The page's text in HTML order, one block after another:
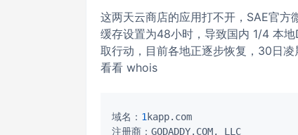
这两天云商店的应用打不开，SAE官
缓存设置为48小时，导致国内 1/4 本
取行动，目前各地正逐步恢复，30日凌
看看 whois
域名： 1 kapp.com
注册商：GODADDY.COM, LLC